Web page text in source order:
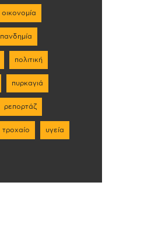
οικονομία
πανδημία
πολιτική
πυρκαγιά
ρεπορτάζ
τροχαίο υγεία